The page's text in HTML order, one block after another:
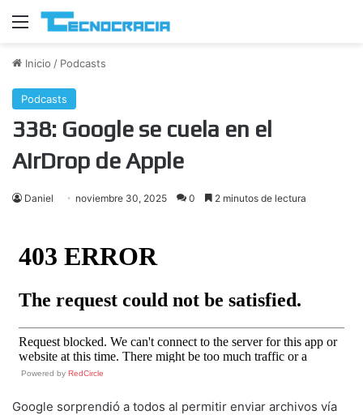
Menú
Inicio / Podcasts
Podcasts
338: Google se cuela en el
AirDrop de Apple
Daniel noviembre 30, 2025 0 2 minutos de lectura
Powered by RedCircle
Google sorprendió a todos al permitir enviar archivos vía